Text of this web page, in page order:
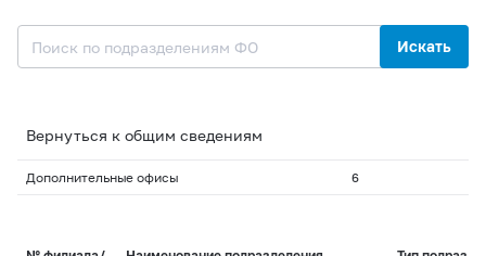
Искать
Вернуться к общим сведениям
Дополнительные офисы 6